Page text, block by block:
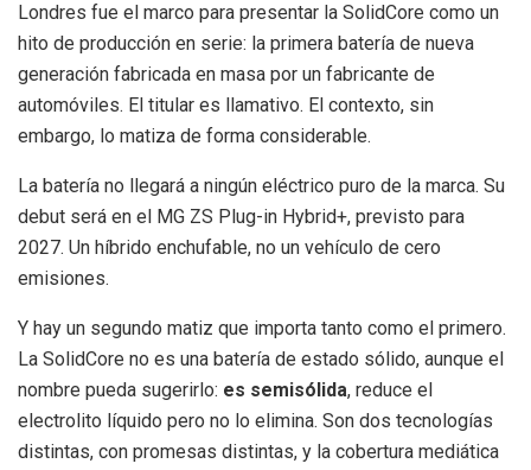
Londres fue el marco para presentar la SolidCore como un
hito de producción en serie: la primera batería de nueva
generación fabricada en masa por un fabricante de
automóviles. El titular es llamativo. El contexto, sin
embargo, lo matiza de forma considerable.
La batería no llegará a ningún eléctrico puro de la marca. Su
debut será en el MG ZS Plug-in Hybrid+, previsto para
2027. Un híbrido enchufable, no un vehículo de cero
emisiones.
Y hay un segundo matiz que importa tanto como el primero.
La SolidCore no es una batería de estado sólido, aunque el
nombre pueda sugerirlo: es semisólida, reduce el
electrolito líquido pero no lo elimina. Son dos tecnologías
distintas, con promesas distintas, y la cobertura mediática